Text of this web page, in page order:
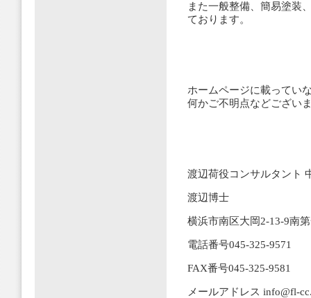
また一般整備、簡易塗装
ております。
ホームページに載ってい
何かご不明点などござい
渡辺荷役コンサルタント
渡辺博士
横浜市南区大岡2-13-9南
電話番号045-325-9571
FAX番号045-325-9581
メールアドレス info@fl-